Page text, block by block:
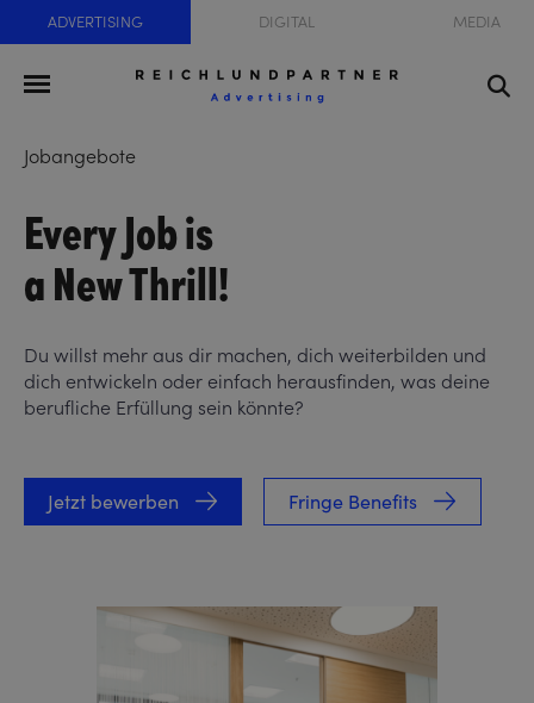
ADVERTISING DIGITAL MEDIA
Jobangebote
Every Job is
a New Thrill!
Du willst mehr aus dir machen, dich weiterbilden und
dich entwickeln oder einfach herausfinden, was deine
berufliche Erfüllung sein könnte?
Jetzt bewerben Fringe Benefits